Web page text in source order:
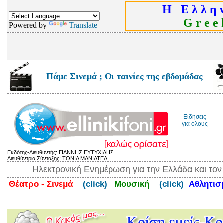
Powered by Translate
Η Ε λ λ η
G r e e
Πάμε Σινεμά ; Οι ταινίες της εβδομάδας
Ειδήσεις
για όλους
Εκδότης-Διευθυντής: ΓΙΑΝΝΗΣ ΕΥΤΥΧΙΔΗΣ
Διευθύντρια Σύνταξης: ΤΟΝΙΑ ΜΑΝΙΑΤΕΑ
Ηλεκτρονική Ενημέρωση για την Ελλάδα και
Θέατρο - Σινεμά (click) Μουσική (click)